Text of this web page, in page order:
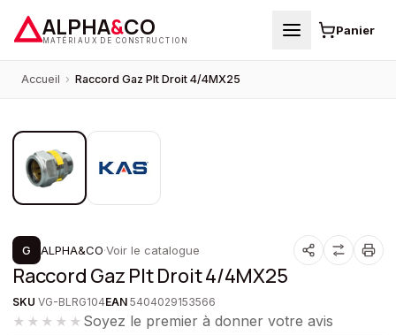
ALPHA&CO
MATÉRIAUX DE CONSTRUCTION
Panier
Accueil › Raccord Gaz Plt Droit 4/4MX25
PROMOTION
G ALPHA&CO·Voir le catalogue
Raccord Gaz Plt Droit 4/4MX25
SKU VG-BLRG104EAN 5404029153566
★★★★★ Soyez le premier à donner votre avis